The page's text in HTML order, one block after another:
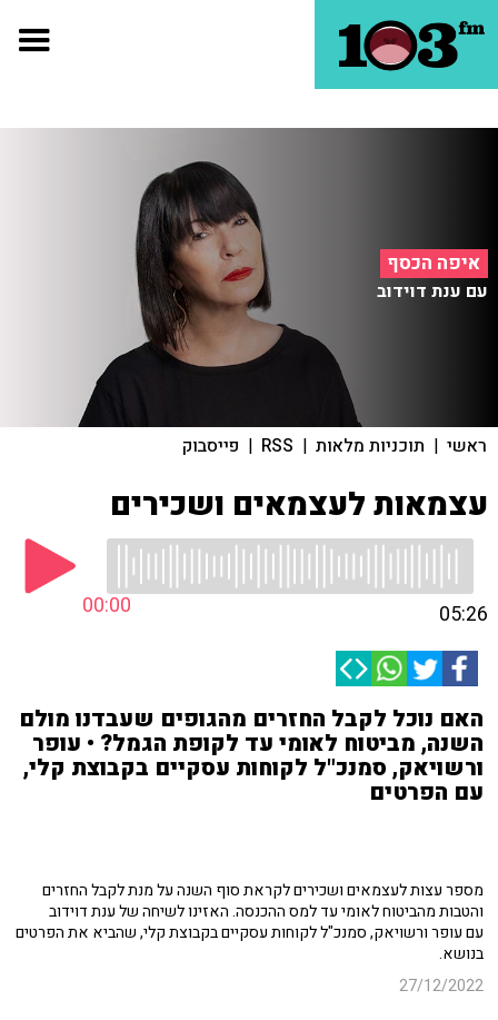
איפה הכסף
עם ענת דוידוב
ראשי | תוכניות מלאות |
RSS
| פייסבוק
עצמאות לעצמאים ושכירים
00:00 05:26
האם נוכל לקבל החזרים מהגופים שעבדנו מולם
השנה, מביטוח לאומי עד לקופת הגמל? • עופר
ורשויאק, סמנכ"ל לקוחות עסקיים בקבוצת קלי,
עם הפרטים
מספר עצות לעצמאים ושכירים לקראת סוף השנה על מנת לקבל החזרים
והטבות מהביטוח לאומי עד למס ההכנסה. האזינו לשיחה של ענת דוידוב
עם עופר ורשויאק, סמנכ"ל לקוחות עסקיים בקבוצת קלי, שהביא את הפרטים
בנושא.
27/12/2022